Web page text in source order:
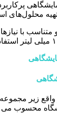
محلول‌های
زیر
محسوب می